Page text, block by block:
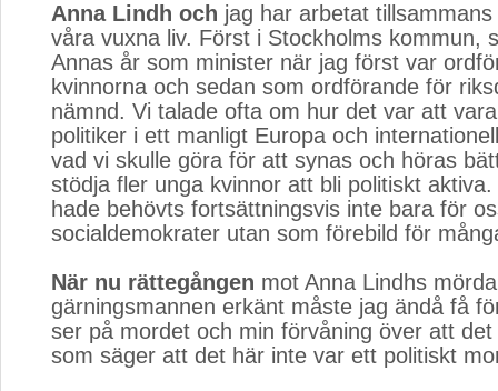
Anna Lindh och jag har arbetat
våra vuxna liv. Först i Stockholms kommun,
Annas år som minister när jag först var
kvinnorna och sedan som ordförande för
nämnd. Vi talade ofta om hur det var att
politiker i ett manligt Europa och
vad vi skulle göra för att synas och höras
stödja fler unga kvinnor att bli politiskt aktiva.
hade behövts fortsättningsvis inte bara för
socialdemokrater utan som förebild för
När nu rättegången mot Anna Lindhs
gärningsmannen erkänt måste jag ändå få
ser på mordet och min förvåning över att
som säger att det här inte var ett politiskt